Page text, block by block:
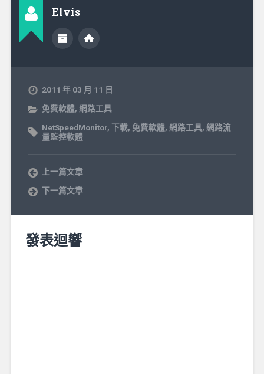
Elvis
2011 年 03 月 11 日
免費軟體, 網路工具
NetSpeedMonitor, 下載, 免費軟體, 網路工具, 網路流
量監控軟體
上一篇文章
下一篇文章
發表迴響